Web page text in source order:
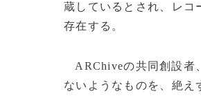
蔵しているとされ、レコ
存在する。
ARChiveの共同創設者
ないようなものを、絶え